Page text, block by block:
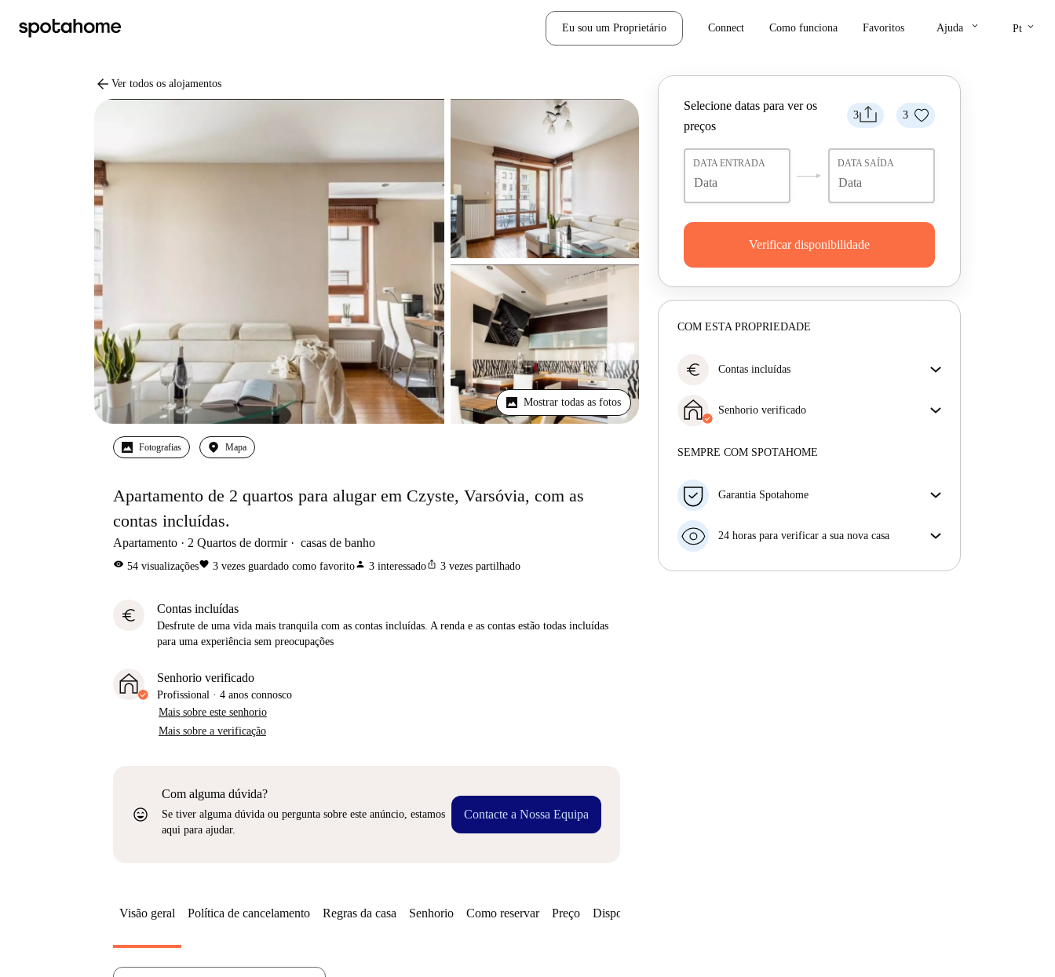
Eu sou um Proprietário Connect Como funciona Favoritos Ajuda keyboard_arrow_down Pt keyboard_arrow_down
arrow_back Ver todos os alojamentos
Mostrar todas as fotos
Fotografias Mapa
Apartamento de 2 quartos para alugar em Czyste, Varsóvia, com as
contas incluídas.
Apartamento 2 Quartos de dormir casas de banho
visibility 54 visualizaçõesfavorite 3 vezes guardado como favoritoperson 3 interessadoios_share 3 vezes partilhado
euro Contas incluídas
Desfrute de uma vida mais tranquila com as contas incluídas. A renda e as contas estão todas incluídas
para uma experiência sem preocupações
Senhorio verificado
Profissional · 4 anos connosco
Mais sobre este senhorio
Mais sobre a verificação
sentiment_very_satisfied
Com alguma dúvida?
Se tiver alguma dúvida ou pergunta sobre este anúncio, estamos
aqui para ajudar.
Contacte a Nossa Equipa
3 3
Selecione datas para ver os
preços
DATA ENTRADA DATA SAÍDA
Verificar disponibilidade
COM ESTA PROPRIEDADE
euro Contas incluídas
incluídas. A renda e as contas estão todas incluídas
para uma experiência sem preocupações
Senhorio verificado
Mais sobre este senhorio
SEMPRE COM SPOTAHOME
Garantia Spotahome
antecedência, nós iremos A) pagar um hotel e ajudá-
seu dinheiro na totalidade.
24 horas para verificar a sua nova casa
Visão geral Política de cancelamento Regras da casa Senhorio Como reservar Preço Disponibilidades